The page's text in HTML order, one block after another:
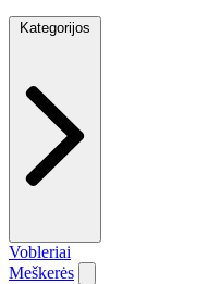
Kategorijos
Vobleriai
Meškerės